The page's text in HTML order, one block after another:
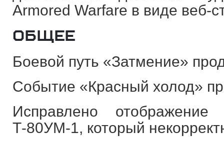
Armored Warfare в виде веб-
ОБЩЕЕ
Боевой путь «Затмение»
Событие «Красный холод»
Исправлено отображение
Т-80УМ-1, который